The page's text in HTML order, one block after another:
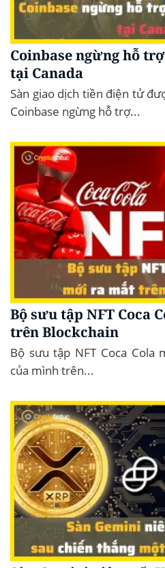
Coinbase ngừng hỗ
tại Canada
Sàn giao dịch tiền điện tử
Coinbase ngừng hỗ trợ...
Bộ sưu tập NFT Coca
trên Blockchain
Bộ sưu tập NFT Coca Cola
của mình trên...